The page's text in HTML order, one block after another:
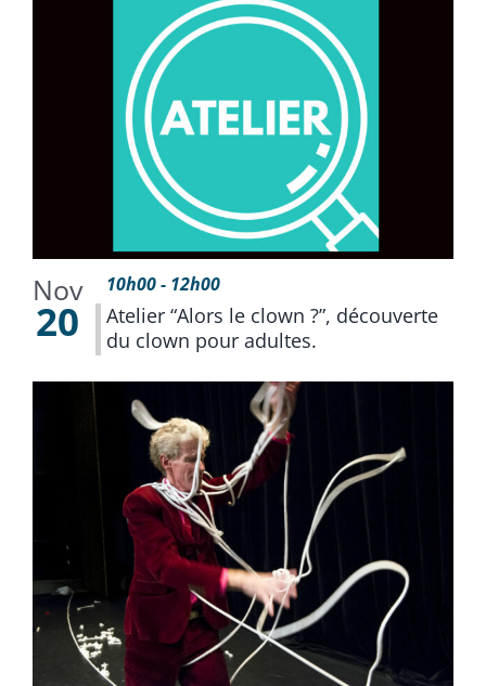
Nov
20
10h00- 12h00
Atelier “Alors le clown ?”, découverte
du clown pour adultes.